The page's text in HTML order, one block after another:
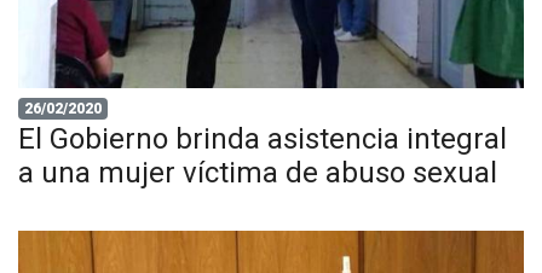
26/02/2020
El Gobierno brinda asistencia integral
a una mujer víctima de abuso sexual